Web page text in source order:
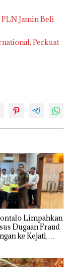
PLN Jamin Beli
Perkuat
Limpahkan
Dugaan Fraud
ke Kejati,